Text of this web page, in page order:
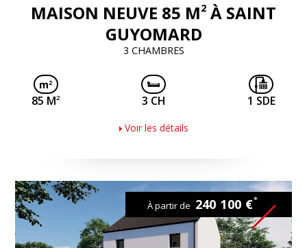
MAISON NEUVE 85 M2 À SAINT
GUYOMARD
3 CHAMBRES
85 M2 3 CH 1 SDE
Voir les détails
À partir de 240 100 €*